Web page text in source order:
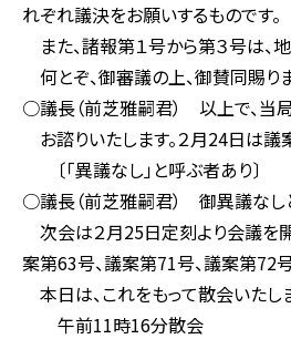
れぞれ議決をお願いするものです。
また、諸報第１号から第３号は
何とぞ、御審議の上、御賛同賜り
○議長（前芝雅嗣君） 以上で、当
お諮りいたします。２月24日は
〔「異議なし」と呼ぶ者あり〕
○議長（前芝雅嗣君） 御異議なしと
次会は２月25日定刻より会議を
案第63号、議案第71号、議案第72
本日は、これをもって散会いたし
午前11時16分散会